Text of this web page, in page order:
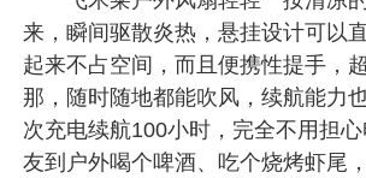
来，瞬间驱散炎热，悬挂设计可以
起来不占空间，而且便携性提手，
那，随时随地都能吹风，续航能力
次充电续航100小时，完全不用担
友到户外喝个啤酒、吃个烧烤虾尾